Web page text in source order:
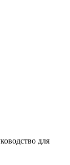
для